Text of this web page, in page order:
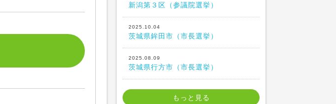
新潟第３区（参議院選挙）
2025.10.04
茨城県鉾田市（市長選挙）
2025.08.09
茨城県行方市（市長選挙）
もっと見る